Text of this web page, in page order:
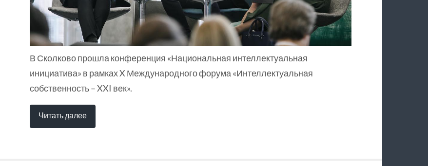
В Сколково прошла конференция «Национальная интеллектуальная
инициатива» в рамках X Международного форума «Интеллектуальная
собственность – XXI век».
Читать далее